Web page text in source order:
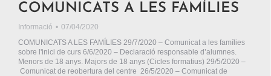
COMUNICATS A LES FAMÍLIES
Informació
07/04/2020
COMUNICATS A LES FAMÍLIES 29/7/2020 – Comunicat a les famílies
sobre l'inici de curs 6/6/2020 – Declaració responsable d’alumnes.
Menors de 18 anys. Majors de 18 anys (Cicles formatius) 29/5/2020 –
Comunicat de reobertura del centre 26/5/2020 – Comunicat de